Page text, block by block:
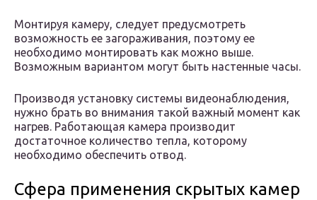
Монтируя камеру, следует предусмотреть
возможность ее загораживания, поэтому ее
необходимо монтировать как можно выше.
Возможным вариантом могут быть настенные часы.
Производя установку системы видеонаблюдения,
нужно брать во внимания такой важный момент как
нагрев. Работающая камера производит
достаточное количество тепла, которому
необходимо обеспечить отвод.
Сфера применения скрытых камер